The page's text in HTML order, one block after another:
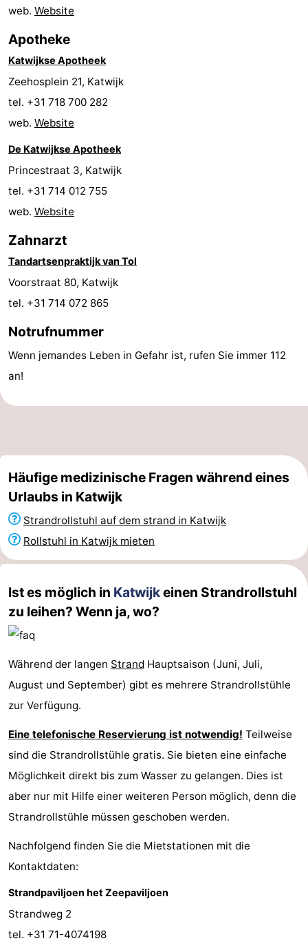
Wandern
-
Reiten
-
Golfplatze
-
Surfen
-
Sportangeln
Essen
trinken
Praktisch
Route
-
Medizin
Adressen
Region
Nordholland
Natur
Schoorlse
Duinen
-
Bergen
aan
Zee
-
Bergen
-
Alkmaar
-
Egmond
aan
Zee
-
Noordhollands
duinreservaat
-
Wijk
aan
-
Natur
Kennermerland
-
Haarlem
-
Zandvoort
Südholland
-
Leiden
Bollenstreek
-
Hollands
Noordwijk
-
web. Website
Apotheke
Katwijkse Apotheek
Zeehosplein 21, Katwijk
tel. +31 718 700 282
web. Website
De Katwijkse Apotheek
Princestraat 3, Katwijk
tel. +31 714 012 755
web. Website
Zahnarzt
Tandartsenpraktijk van Tol
Voorstraat 80, Katwijk
tel. +31 714 072 865
Notrufnummer
Wenn jemandes Leben in Gefahr ist, rufen Sie immer 112
an!
Häufige medizinische Fragen während eines
Urlaubs in Katwijk
Strandrollstuhl auf dem strand in Katwijk
Rollstuhl in Katwijk mieten
Ist es möglich in Katwijkeinen Strandrollstuhl
zu leihen? Wenn ja, wo?
Während der langen Strand Hauptsaison (Juni, Juli,
August und September) gibt es mehrere Strandrollstühle
zur Verfügung.
Eine telefonische Reservierung ist notwendig! Teilweise
sind die Strandrollstühle gratis. Sie bieten eine einfache
Möglichkeit direkt bis zum Wasser zu gelangen. Dies ist
aber nur mit Hilfe einer weiteren Person möglich, denn die
Strandrollstühle müssen geschoben werden.
Nachfolgend finden Sie die Mietstationen mit die
Kontaktdaten:
Strandpaviljoen het Zeepaviljoen
Strandweg 2
tel. +31 71-4074198